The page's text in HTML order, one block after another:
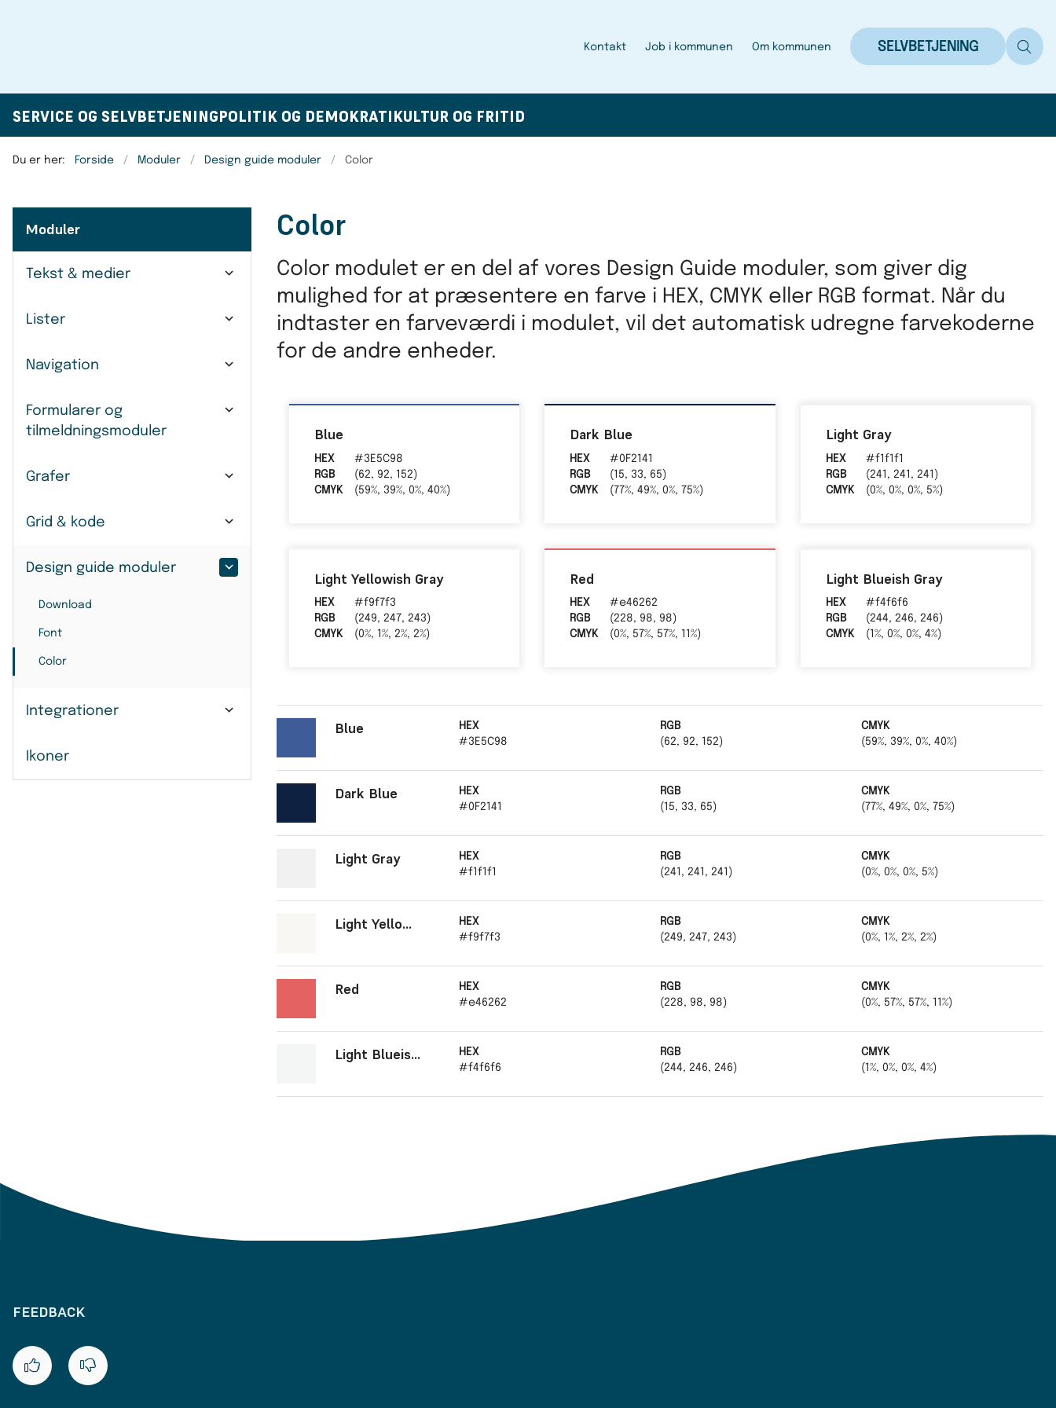
Kontakt Job i kommunen Om kommunen SELVBETJENING
SERVICE OG SELVBETJENINGPOLITIK OG DEMOKRATIKULTUR OG FRITID
Du er her: Forside Moduler Design guide moduler Color
Moduler
Tekst & medier
Lister
Navigation
Formularer og
tilmeldningsmoduler
Grafer
Grid & kode
Design guide moduler
Download
Font
Color
Integrationer
Ikoner
Color
Color modulet er en del af vores Design Guide moduler, som giver dig
mulighed for at præsentere en farve i HEX, CMYK eller RGB format. Når du
indtaster en farveværdi i modulet, vil det automatisk udregne farvekoderne
for de andre enheder.
Blue
HEX
#3E5C98
RGB
(62, 92, 152)
CMYK
(59%, 39%, 0%, 40%)
Dark Blue
HEX
#0F2141
RGB
(15, 33, 65)
CMYK
(77%, 49%, 0%, 75%)
Light Gray
HEX
#f1f1f1
RGB
(241, 241, 241)
CMYK
(0%, 0%, 0%, 5%)
Light Yellowish Gray
HEX
#f9f7f3
RGB
(249, 247, 243)
CMYK
(0%, 1%, 2%, 2%)
Red
HEX
#e46262
RGB
(228, 98, 98)
CMYK
(0%, 57%, 57%, 11%)
Light Blueish Gray
HEX
#f4f6f6
RGB
(244, 246, 246)
CMYK
(1%, 0%, 0%, 4%)
Blue
HEX
#3E5C98
RGB
(62, 92, 152)
CMYK
(59%, 39%, 0%, 40%)
Dark Blue
HEX
#0F2141
RGB
(15, 33, 65)
CMYK
(77%, 49%, 0%, 75%)
Light Gray
HEX
#f1f1f1
RGB
(241, 241, 241)
CMYK
(0%, 0%, 0%, 5%)
Light Yellowish Gray
HEX
#f9f7f3
RGB
(249, 247, 243)
CMYK
(0%, 1%, 2%, 2%)
Red
HEX
#e46262
RGB
(228, 98, 98)
CMYK
(0%, 57%, 57%, 11%)
Light Blueish Gray
HEX
#f4f6f6
RGB
(244, 246, 246)
CMYK
(1%, 0%, 0%, 4%)
FEEDBACK